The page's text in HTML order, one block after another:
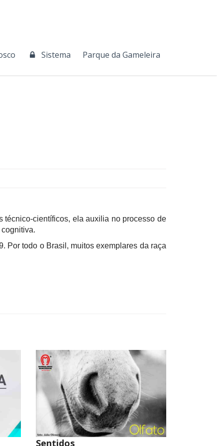
Sistema Parque da Gameleira
técnico-científicos, ela auxilia no processo de
Por todo o Brasil, muitos exemplares da raça
Sentidos